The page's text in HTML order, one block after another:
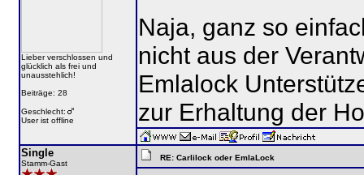
Lieber verschlossen und
glücklich als frei und
unausstehlich!
Beiträge: 28
Geschlecht:
User ist offline
Naja, ganz so
nicht aus der
Emlalock
zur Erhaltung der
Single
Stamm-Gast
RE: Carlilock oder EmlaLock